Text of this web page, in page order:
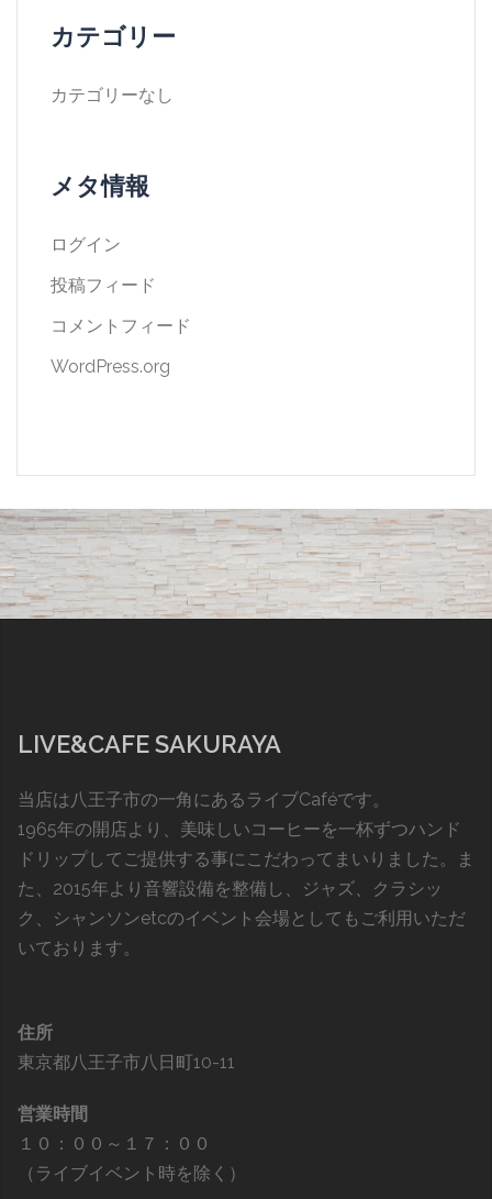
カテゴリー
カテゴリーなし
メタ情報
ログイン
投稿フィード
コメントフィード
WordPress.org
LIVE&CAFE SAKURAYA
当店は八王子市の一角にあるライブCaféです。
1965年の開店より、美味しいコーヒーを一杯ずつハンド
ドリップしてご提供する事にこだわってまいりました。ま
た、2015年より音響設備を整備し、ジャズ、クラシッ
ク、シャンソンetcのイベント会場としてもご利用いただ
いております。
住所
東京都八王子市八日町10-11
営業時間
１０：００～１７：００
（ライブイベント時を除く）